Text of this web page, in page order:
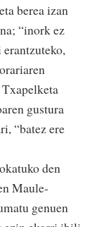
berea izan
“inork ez
gustura
“batez ere
den
Maule-
genuen